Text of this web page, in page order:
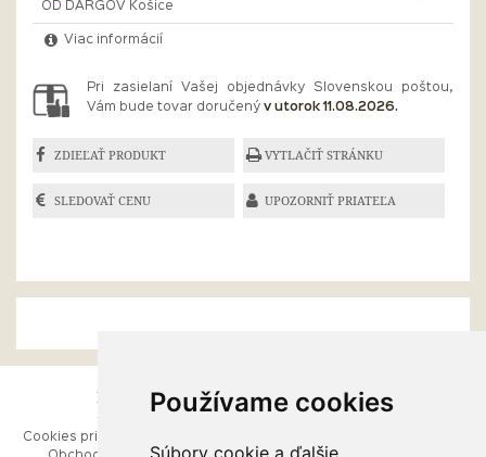
Používame cookies
Súbory cookie a ďalšie
OD DARGOV Košice
Viac informácií
Pri zasielaní Vašej objednávky Slovenskou poštou,
Vám bude tovar doručený v utorok 11.08.2026.
ZDIEĽAŤ PRODUKT VYTLAČIŤ STRÁNKU
SLEDOVAŤ CENU UPOZORNIŤ PRIATEĽA
ESHOP
Cookies pri prezeraní stránok
RÝCHLE MENU